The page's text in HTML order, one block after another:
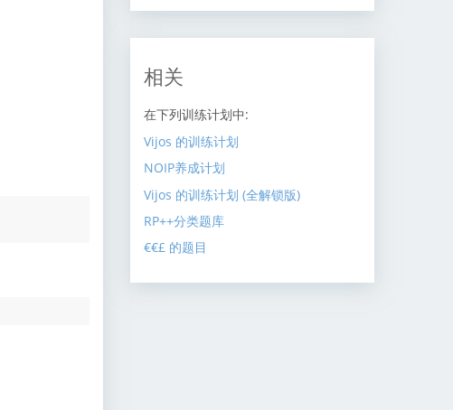
相关
在下列训练计划中:
Vijos 的训练计划
NOIP养成计划
Vijos 的训练计划 (全解锁版)
RP++分类题库
€€£ 的题目